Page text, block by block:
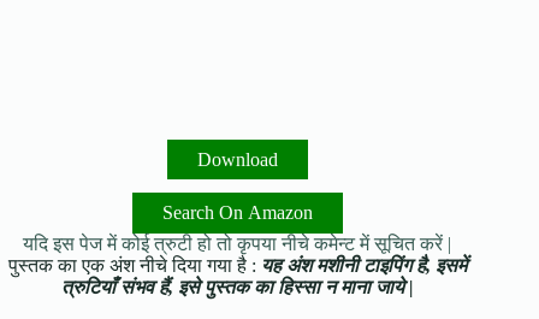
Download
Search On Amazon
यदि इस पेज में कोई त्रुटी हो तो कृपया नीचे कमेन्ट में सूचित करें |
पुस्तक का एक अंश नीचे दिया गया है : यह अंश मशीनी टाइपिंग है, इसमें
त्रुटियाँ संभव हैं, इसे पुस्तक का हिस्सा न माना जाये |